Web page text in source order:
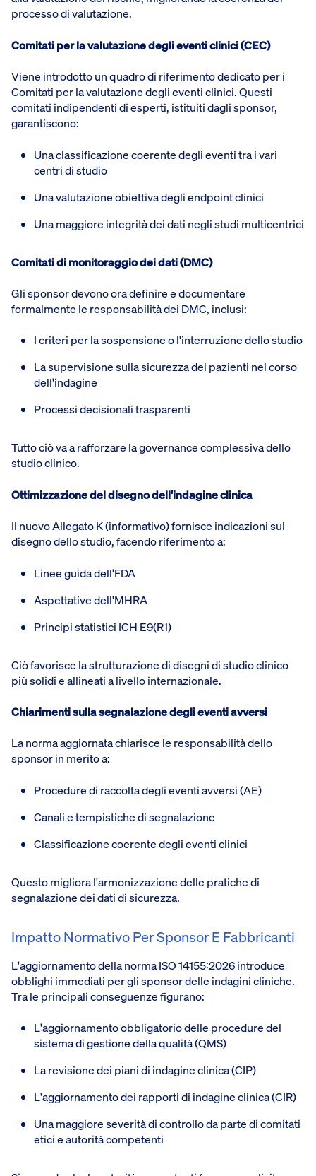
processo di valutazione.
Comitati per la valutazione degli eventi clinici (CEC)
Viene introdotto un quadro di riferimento dedicato per i
Comitati per la valutazione degli eventi clinici. Questi
comitati indipendenti di esperti, istituiti dagli sponsor,
garantiscono:
Una classificazione coerente degli eventi tra i vari
centri di studio
Una valutazione obiettiva degli endpoint clinici
Una maggiore integrità dei dati negli studi multicentrici
Comitati di monitoraggio dei dati (DMC)
Gli sponsor devono ora definire e documentare
formalmente le responsabilità dei DMC, inclusi:
I criteri per la sospensione o l'interruzione dello studio
La supervisione sulla sicurezza dei pazienti nel corso
dell'indagine
Processi decisionali trasparenti
Tutto ciò va a rafforzare la governance complessiva dello
studio clinico.
Ottimizzazione del disegno dell'indagine clinica
Il nuovo Allegato K (informativo) fornisce indicazioni sul
disegno dello studio, facendo riferimento a:
Linee guida dell'FDA
Aspettative dell'MHRA
Principi statistici ICH E9(R1)
Ciò favorisce la strutturazione di disegni di studio clinico
più solidi e allineati a livello internazionale.
Chiarimenti sulla segnalazione degli eventi avversi
La norma aggiornata chiarisce le responsabilità dello
sponsor in merito a:
Procedure di raccolta degli eventi avversi (AE)
Canali e tempistiche di segnalazione
Classificazione coerente degli eventi clinici
Questo migliora l'armonizzazione delle pratiche di
segnalazione dei dati di sicurezza.
Impatto Normativo Per Sponsor E Fabbricanti
L'aggiornamento della norma ISO 14155:2026 introduce
obblighi immediati per gli sponsor delle indagini cliniche.
Tra le principali conseguenze figurano:
L'aggiornamento obbligatorio delle procedure del
sistema di gestione della qualità (QMS)
La revisione dei piani di indagine clinica (CIP)
L'aggiornamento dei rapporti di indagine clinica (CIR)
Una maggiore severità di controllo da parte di comitati
etici e autorità competenti